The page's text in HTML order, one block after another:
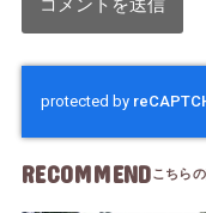
RECOMMEND